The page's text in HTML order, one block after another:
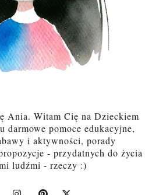
Ania. Witam Cię na Dzieckiem
darmowe pomoce edukacyjne,
i aktywności, porady
- przydatnych do życia
ludźmi - rzeczy :)